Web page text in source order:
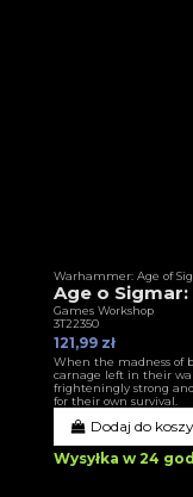
Warhammer: Age of
Age o
Games Workshop
3T22350
121,99 zł
When the madness of
carnage left in their
frighteningly strong
for their own survival.
Dodaj do
Wysyłka w 24